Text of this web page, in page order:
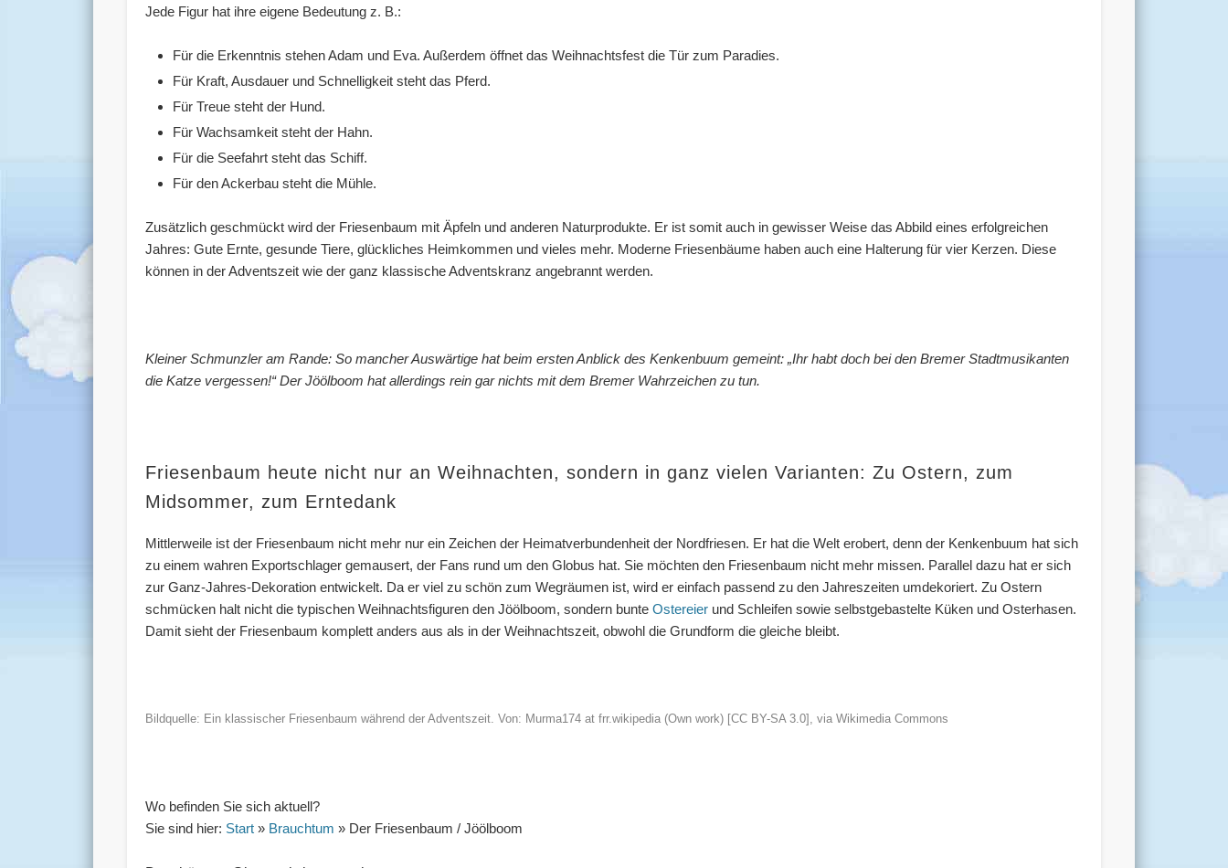
Jede Figur hat ihre eigene Bedeutung z. B.:
Für die Erkenntnis stehen Adam und Eva. Außerdem öffnet das Weihnachtsfest die Tür zum Paradies.
Für Kraft, Ausdauer und Schnelligkeit steht das Pferd.
Für Treue steht der Hund.
Für Wachsamkeit steht der Hahn.
Für die Seefahrt steht das Schiff.
Für den Ackerbau steht die Mühle.
Zusätzlich geschmückt wird der Friesenbaum mit Äpfeln und anderen Naturprodukte. Er ist somit auch in gewisser Weise das Abbild eines erfolgreichen
Jahres: Gute Ernte, gesunde Tiere, glückliches Heimkommen und vieles mehr. Moderne Friesenbäume haben auch eine Halterung für vier Kerzen. Diese
können in der Adventszeit wie der ganz klassische Adventskranz angebrannt werden.
Kleiner Schmunzler am Rande: So mancher Auswärtige hat beim ersten Anblick des Kenkenbuum gemeint: „Ihr habt doch bei den Bremer Stadtmusikanten
die Katze vergessen!“ Der Jöölboom hat allerdings rein gar nichts mit dem Bremer Wahrzeichen zu tun.
Friesenbaum heute nicht nur an Weihnachten, sondern in ganz vielen Varianten: Zu Ostern, zum
Midsommer, zum Erntedank
Mittlerweile ist der Friesenbaum nicht mehr nur ein Zeichen der Heimatverbundenheit der Nordfriesen. Er hat die Welt erobert, denn der Kenkenbuum hat sich
zu einem wahren Exportschlager gemausert, der Fans rund um den Globus hat. Sie möchten den Friesenbaum nicht mehr missen. Parallel dazu hat er sich
zur Ganz-Jahres-Dekoration entwickelt. Da er viel zu schön zum Wegräumen ist, wird er einfach passend zu den Jahreszeiten umdekoriert. Zu Ostern
schmücken halt nicht die typischen Weihnachtsfiguren den Jöölboom, sondern bunte Ostereierund Schleifen sowie selbstgebastelte Küken und Osterhasen.
Damit sieht der Friesenbaum komplett anders aus als in der Weihnachtszeit, obwohl die Grundform die gleiche bleibt.
Bildquelle: Ein klassischer Friesenbaum während der Adventszeit. Von: Murma174 at frr.wikipedia (Own work) [CC BY-SA 3.0], via Wikimedia Commons
Wo befinden Sie sich aktuell?
Sie sind hier: Start» Brauchtum » Der Friesenbaum / Jöölboom